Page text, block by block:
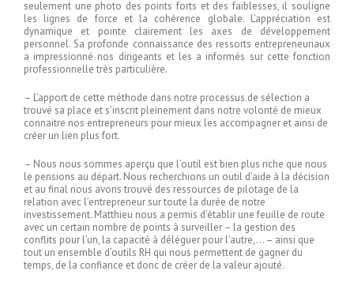
seulement une photo des points forts et des faiblesses, il souligne
les lignes de force et la cohérence globale. L’appréciation est
dynamique et pointe clairement les axes de développement
personnel. Sa profonde connaissance des ressorts entrepreneuriaux
a impressionné nos dirigeants et les a informés sur cette fonction
professionnelle très particulière.
– L’apport de cette méthode dans notre processus de sélection a
trouvé sa place et s’inscrit pleinement dans notre volonté de mieux
connaitre nos entrepreneurs pour mieux les accompagner et ainsi de
créer un lien plus fort.
– Nous nous sommes aperçu que l’outil est bien plus riche que nous
le pensions au départ. Nous recherchions un outil d’aide à la décision
et au final nous avons trouvé des ressources de pilotage de la
relation avec l’entrepreneur sur toute la durée de notre
investissement. Matthieu nous a permis d’établir une feuille de route
avec un certain nombre de points à surveiller – la gestion des
conflits pour l’un, la capacité à déléguer pour l’autre,… – ainsi que
tout un ensemble d’outils RH qui nous permettent de gagner du
temps, de la confiance et donc de créer de la valeur ajouté.